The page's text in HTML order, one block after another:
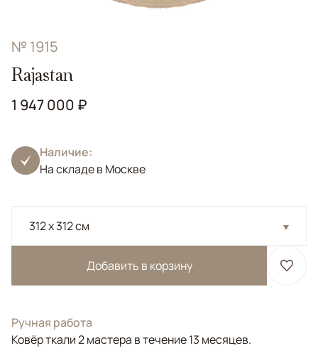
№ 1915
Rajastan
1 947 000 ₽
Наличие:
На складе в Москве
312 x 312 см
Добавить в корзину
Ручная работа
Ковёр ткали 2 мастера в течение 13 месяцев.